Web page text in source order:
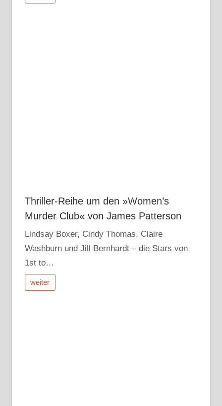
Thriller-Reihe um den »Women’s
Murder Club« von James Patterson
Lindsay Boxer, Cindy Thomas, Claire
Washburn und Jill Bernhardt – die Stars von
1st to…
weiter